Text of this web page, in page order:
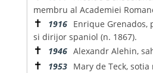
membru al Academiei
✝ 1916 Enrique Grenados,
si dirijor spaniol (n. 1867).
✝ 1946 Alexandr Alehin,
✝ 1953 Mary de Teck,